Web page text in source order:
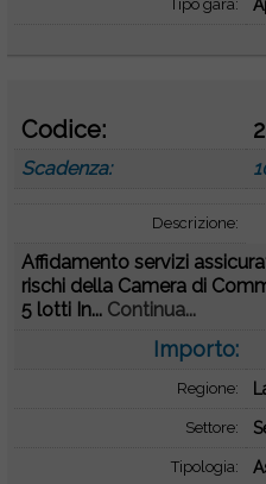
Tipo gara:
Codice:
Scadenza:
Descrizione:
Affidamento servizi
rischi della Camera di
5 lotti In... Continua...
Importo:
Regione:
Settore:
Tipologia: